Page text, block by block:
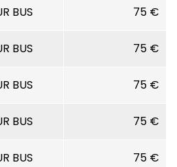
über Dusche, WC, Föhn,
teilweise mit
Matratzen.
BUS 75 €
BUS 75 €
BUS 75 €
BUS 75 €
BUS 75 €